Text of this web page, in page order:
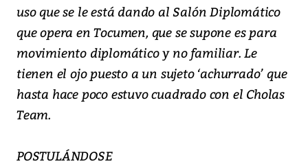
uso que se le está dando al Salón Diplomático
que opera en Tocumen, que se supone es para
movimiento diplomático y no familiar. Le
tienen el ojo puesto a un sujeto ‘achurrado’ que
hasta hace poco estuvo cuadrado con el Cholas
Team.
POSTULÁNDOSE